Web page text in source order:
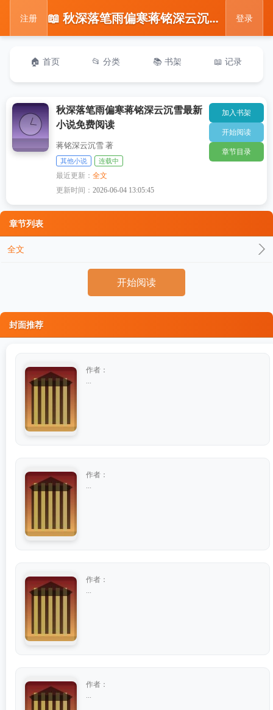
注册 📖 秋深落笔雨偏寒蒋铭深云沉雪最新小说免费阅读 登录
🏠 首页 📂 分类 📚 书架 📖 记录
秋深落笔雨偏寒蒋铭深云沉雪最新
小说免费阅读
蒋铭深云沉雪 著
其他小说 连载中
最近更新：全文
更新时间：2026-06-04 13:05:45
加入书架
开始阅读
章节目录
章节列表
全文
开始阅读
封面推荐
作者：
作者：
作者：
作者：